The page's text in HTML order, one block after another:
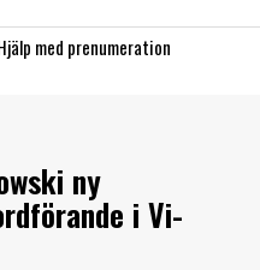
med prenumeration
ny
i Vi-